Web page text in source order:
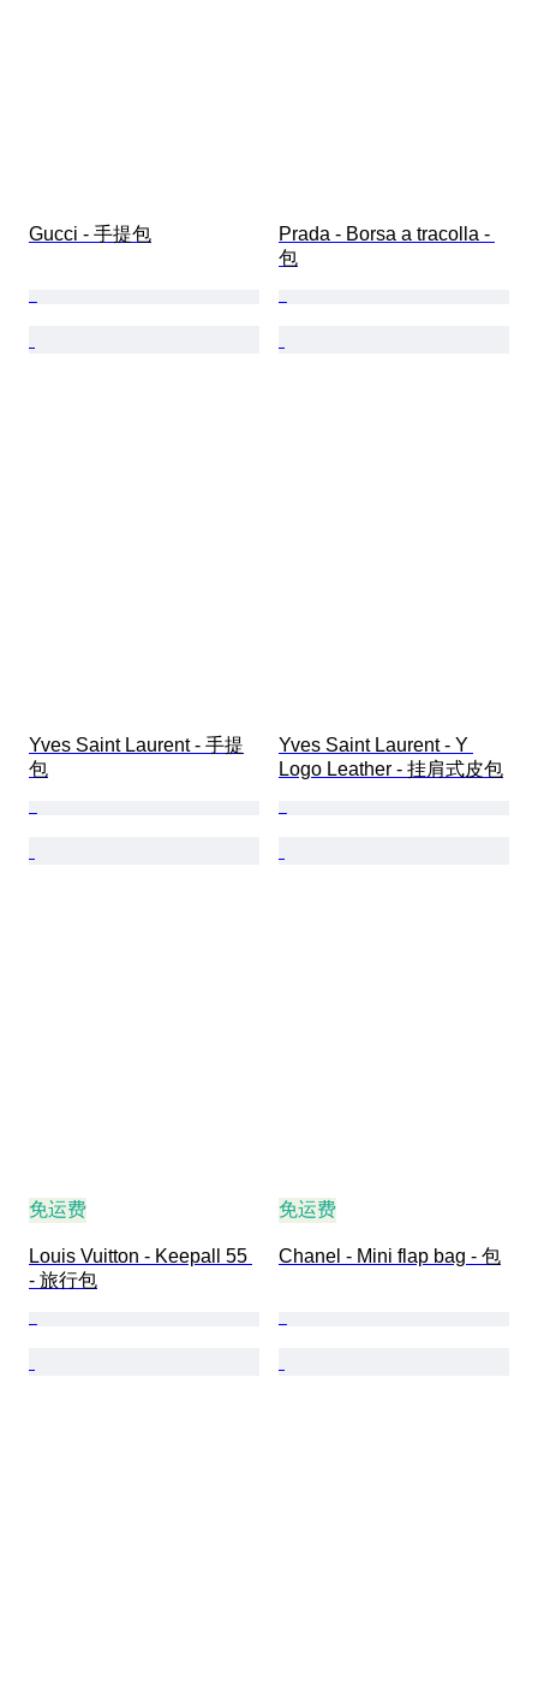
Gucci - 手提包
Prada - Borsa a tracolla -
包
Yves Saint Laurent - 手提
包
Yves Saint Laurent - Y
Logo Leather - 挂肩式皮包
免运费
Louis Vuitton - Keepall 55
- 旅行包
免运费
Chanel - Mini flap bag - 包